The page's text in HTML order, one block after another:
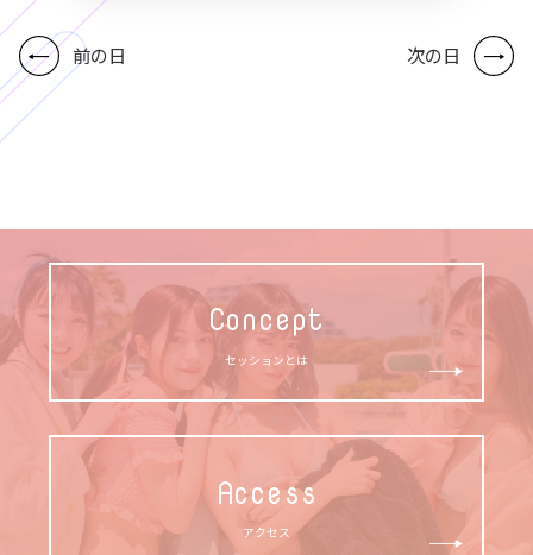
前の日 次の日
Concept
セッションとは
Access
アクセス